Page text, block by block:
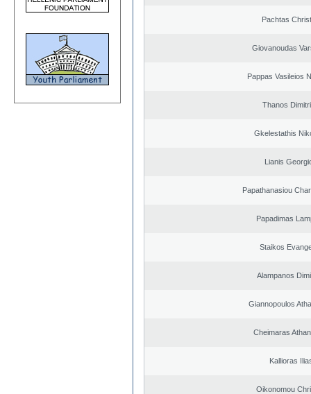
Pachtas
Giovanoudas
Pappas Vasileios
Thanos
Gkelestathis
Lianis
Papathanasiou
Papadimas
Staikos
Alampanos
Giannopoulos
Cheimaras
Kallioras
Oikonomou